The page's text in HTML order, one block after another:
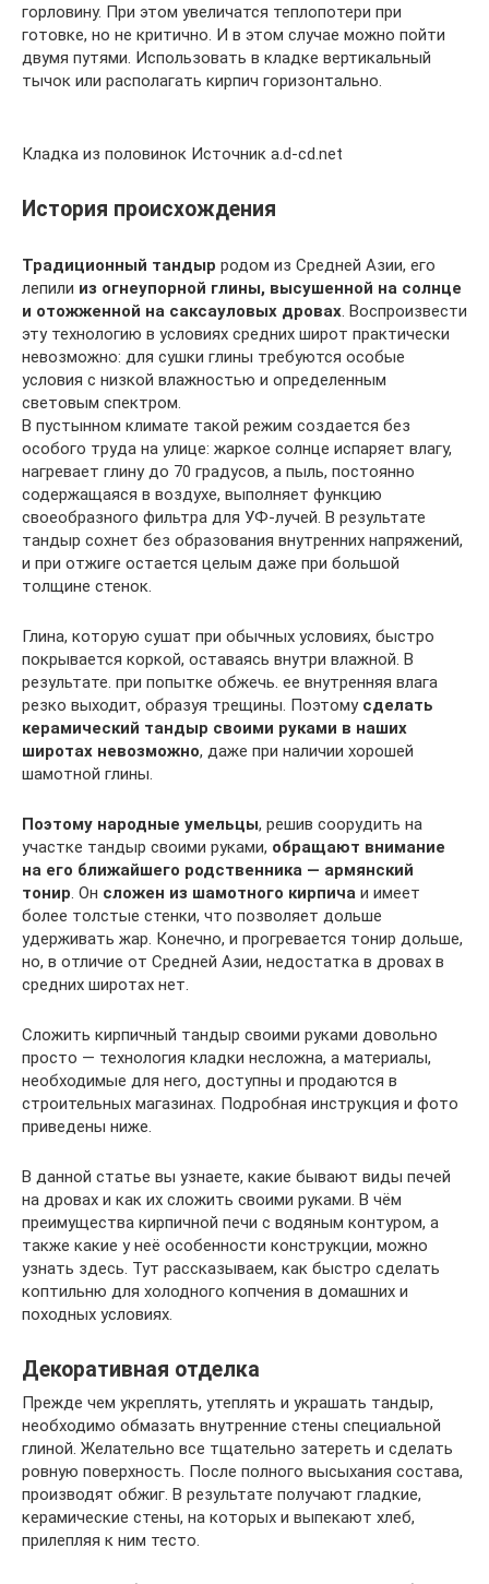
горловину. При этом увеличатся теплопотери при
готовке, но не критично. И в этом случае можно пойти
двумя путями. Использовать в кладке вертикальный
тычок или располагать кирпич горизонтально.
Кладка из половинок Источник a.d-cd.net
История происхождения
Традиционный тандыр родом из Средней Азии, его
лепили из огнеупорной глины, высушенной на солнце
и отожженной на саксауловых дровах . Воспроизвести
эту технологию в условиях средних широт практически
невозможно: для сушки глины требуются особые
условия с низкой влажностью и определенным
световым спектром.
В пустынном климате такой режим создается без
особого труда на улице: жаркое солнце испаряет влагу,
нагревает глину до 70 градусов, а пыль, постоянно
содержащаяся в воздухе, выполняет функцию
своеобразного фильтра для УФ-лучей. В результате
тандыр сохнет без образования внутренних напряжений,
и при отжиге остается целым даже при большой
толщине стенок.
Глина, которую сушат при обычных условиях, быстро
покрывается коркой, оставаясь внутри влажной. В
результате. при попытке обжечь. ее внутренняя влага
резко выходит, образуя трещины. Поэтому сделать
керамический тандыр своими руками в наших
широтах невозможно, даже при наличии хорошей
шамотной глины.
Поэтому народные умельцы, решив соорудить на
участке тандыр своими руками, обращают внимание
на его ближайшего родственника — армянский
тонир . Он сложен из шамотного кирпича и имеет
более толстые стенки, что позволяет дольше
удерживать жар. Конечно, и прогревается тонир дольше,
но, в отличие от Средней Азии, недостатка в дровах в
средних широтах нет.
Сложить кирпичный тандыр своими руками довольно
просто — технология кладки несложна, а материалы,
необходимые для него, доступны и продаются в
строительных магазинах. Подробная инструкция и фото
приведены ниже.
В данной статье вы узнаете, какие бывают виды печей
на дровах и как их сложить своими руками. В чём
преимущества кирпичной печи с водяным контуром, а
также какие у неё особенности конструкции, можно
узнать здесь. Тут рассказываем, как быстро сделать
коптильню для холодного копчения в домашних и
походных условиях.
Декоративная отделка
Прежде чем укреплять, утеплять и украшать тандыр,
необходимо обмазать внутренние стены специальной
глиной. Желательно все тщательно затереть и сделать
ровную поверхность. После полного высыхания состава,
производят обжиг. В результате получают гладкие,
керамические стены, на которых и выпекают хлеб,
прилепляя к ним тесто.